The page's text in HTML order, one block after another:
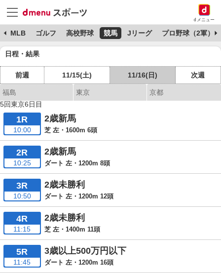
dメニュー
MLB ゴルフ 高校野球 競馬 Jリーグ プロ野球（2軍）
日程・結果
前週 11/15(土) 11/16(日) 次週
福島 東京
京都
5回東京6日目
1R
10:00
2歳新馬
芝 左・1600m 6頭
2R
10:25
2歳新馬
ダート 左・1200m 8頭
3R
10:50
2歳未勝利
ダート 左・1200m 12頭
4R
11:15
2歳未勝利
芝 左・1400m 11頭
5R
11:45
3歳以上500万円以下
ダート 左・1200m 16頭